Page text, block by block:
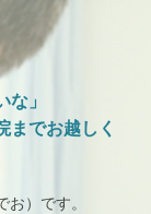
な」
までお越しく
）です。